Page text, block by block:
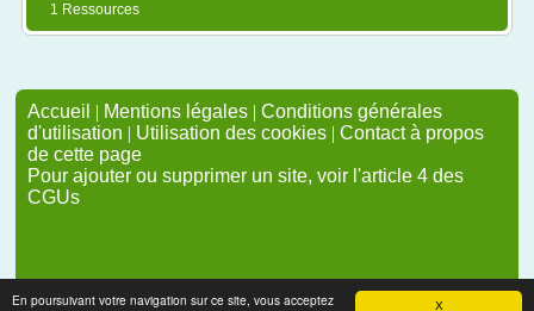
X
En poursuivant votre navigation sur ce site, vous acceptez
1 Ressources
Accueil | Mentions légales | Conditions générales
d'utilisation | Utilisation des cookies | Contact à propos
de cette page
Pour ajouter ou supprimer un site, voir l'article 4 des
CGUs